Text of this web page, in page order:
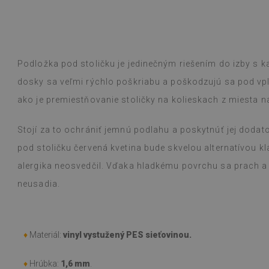
Podložka pod stoličku je jedinečným riešením do izby s
dosky sa veľmi rýchlo poškriabu a poškodzujú sa pod
ako je premiestňovanie stoličky na kolieskach z miesta
Stojí za to ochrániť jemnú podlahu a poskytnúť jej
pod stoličku červená kvetina bude skvelou alternatívou
alergika neosvedčil. Vďaka hladkému povrchu sa prach
neusadia.
♦ Materiál: vinyl vystužený PES sieťovinou.
♦ Hrúbka: 1,6 mm
Vinylové
vzorov sťažuje
bolo
jednoduchá,
ohromený, že
varení na
s nimi nevšimol
Čítaj viac
Beatrycze
pred 1